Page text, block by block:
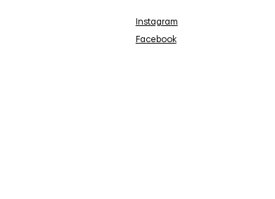
Instagram
Facebook